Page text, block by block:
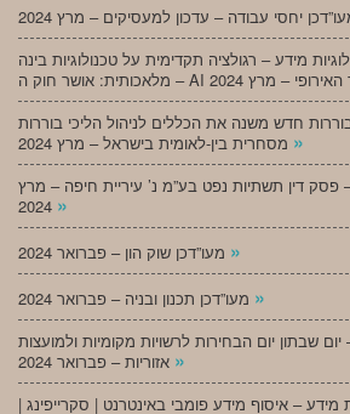
מידע – רגולציה תקדימית על טכנולוגיות בינה
חדש משנה את הכללים לניהול הליכי בוררות
»
– פסק דין תשתיות נפט בע”מ נ’ עיריית חיפה – מרץ
»
»
»
שבתון יום הבחירות לרשויות מקומיות ולמועצות
»
מידע – איסוף מידע פומבי באינטרנט | סקרייפינג |